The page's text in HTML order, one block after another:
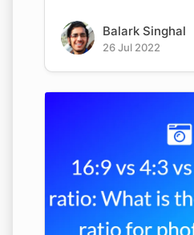
Balark Singhal
26 Jul 2022